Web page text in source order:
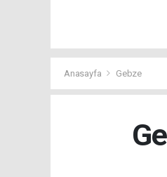
Anasayfa Gebze